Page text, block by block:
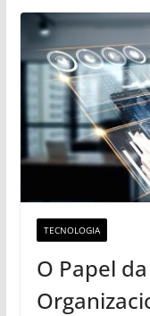
TECNOLOGIA
O Papel